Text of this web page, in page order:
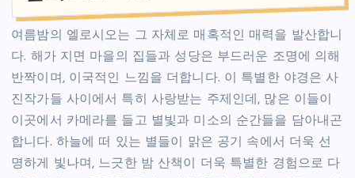
여름밤의 엘로시오는 그 자체로 매혹적인 매력을 발산합니
다. 해가 지면 마을의 집들과 성당은 부드러운 조명에 의해
반짝이며, 이국적인 느낌을 더합니다. 이 특별한 야경은 사
진작가들 사이에서 특히 사랑받는 주제인데, 많은 이들이
이곳에서 카메라를 들고 별빛과 미소의 순간들을 담아내곤
합니다. 하늘에 떠 있는 별들이 맑은 공기 속에서 더욱 선
명하게 빛나며, 느긋한 밤 산책이 더욱 특별한 경험으로 다